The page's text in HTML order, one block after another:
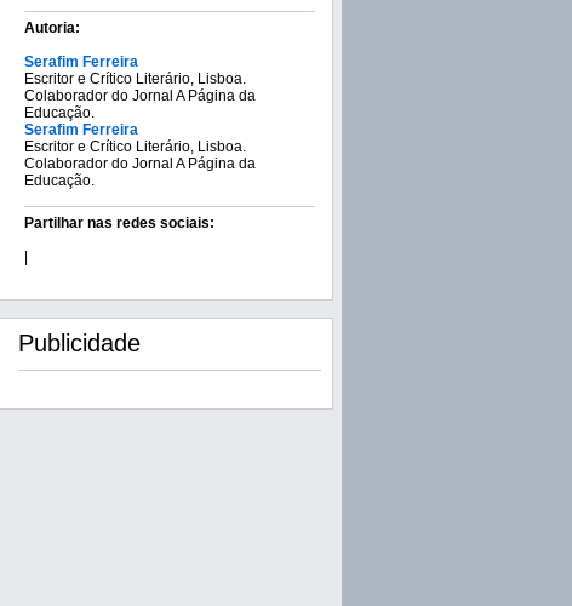
Autoria:
Serafim Ferreira
Escritor e Crítico Literário, Lisboa.
Colaborador do Jornal A Página da
Educação.
Serafim Ferreira
Escritor e Crítico Literário, Lisboa.
Colaborador do Jornal A Página da
Educação.
Partilhar nas redes sociais:
Publicidade